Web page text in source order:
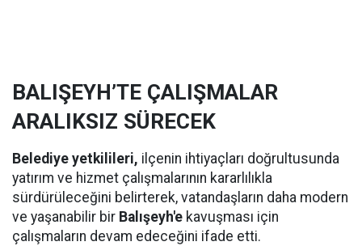
BALIŞEYH’TE ÇALIŞMALAR
ARALIKSIZ SÜRECEK
Belediye yetkilileri, ilçenin ihtiyaçları doğrultusunda
yatırım ve hizmet çalışmalarının kararlılıkla
sürdürüleceğini belirterek, vatandaşların daha modern
ve yaşanabilir bir Balışeyh'e kavuşması için
çalışmaların devam edeceğini ifade etti.